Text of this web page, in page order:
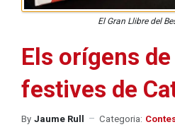
El Gran Llibre del
Els orígens
festives de
By Jaume Rull Categoria: